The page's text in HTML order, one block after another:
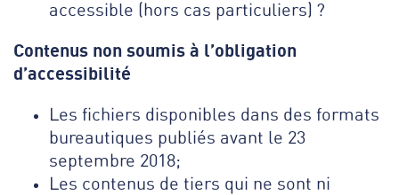
accessible (hors cas particuliers) ?
Contenus non soumis à l’obligation
d’accessibilité
Les fichiers disponibles dans des formats
bureautiques publiés avant le 23
septembre 2018;
Les contenus de tiers qui ne sont ni